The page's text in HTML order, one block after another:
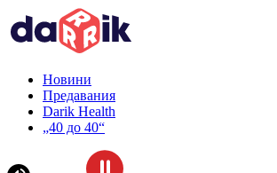
Новини
Предавания
Darik Health
„40 до 40“